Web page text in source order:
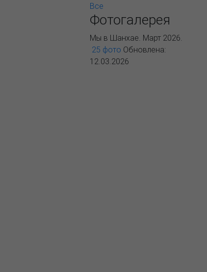
Все
Фотогалерея
Мы в Шанхае. Март 2026.
25 фото Обновлена:
12.03.2026